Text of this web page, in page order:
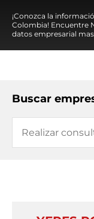
¡Conozca la
Colombia! Encuentre
datos empresarial
Buscar